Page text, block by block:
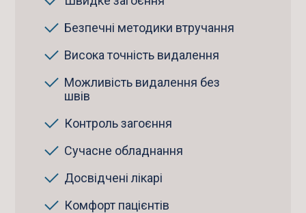
Безпечні методики втручання
Висока точність видалення
Можливість видалення без
швів
Контроль загоєння
Сучасне обладнання
Досвідчені лікарі
Комфорт пацієнтів